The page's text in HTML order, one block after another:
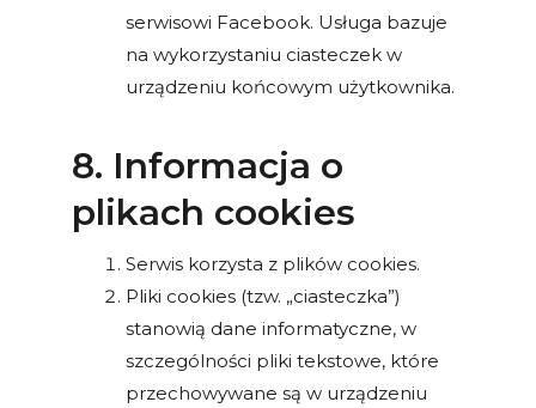
serwisowi Facebook. Usługa bazuje
na wykorzystaniu ciasteczek w
urządzeniu końcowym użytkownika.
8. Informacja o
plikach cookies
Serwis korzysta z plików cookies.
Pliki cookies (tzw. „ciasteczka”)
stanowią dane informatyczne, w
szczególności pliki tekstowe, które
przechowywane są w urządzeniu